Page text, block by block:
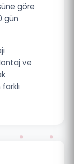
göre
gün
ve